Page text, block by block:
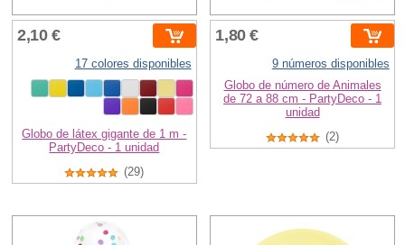
2,10 €
17 colores disponibles
Globo de látex gigante de 1 m -
PartyDeco - 1 unidad
(29)
1,80 €
9 números disponibles
Globo de número de Animales
de 72 a 88 cm - PartyDeco - 1
unidad
(2)